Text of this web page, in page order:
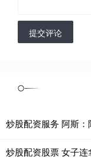
提交评论